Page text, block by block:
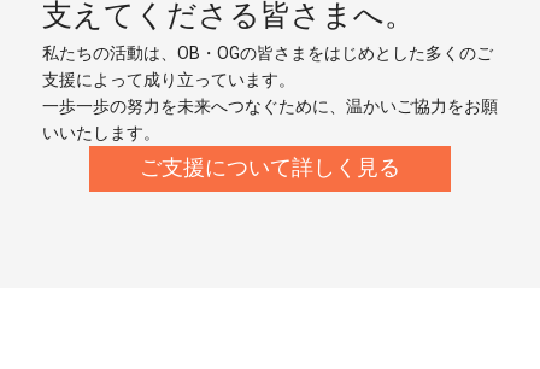
支えてくださる皆さまへ。
私たちの活動は、OB・OGの皆さまをはじめとした多くのご
支援によって成り立っています。
一歩一歩の努力を未来へつなぐために、温かいご協力をお願
いいたします。
ご支援について詳しく見る